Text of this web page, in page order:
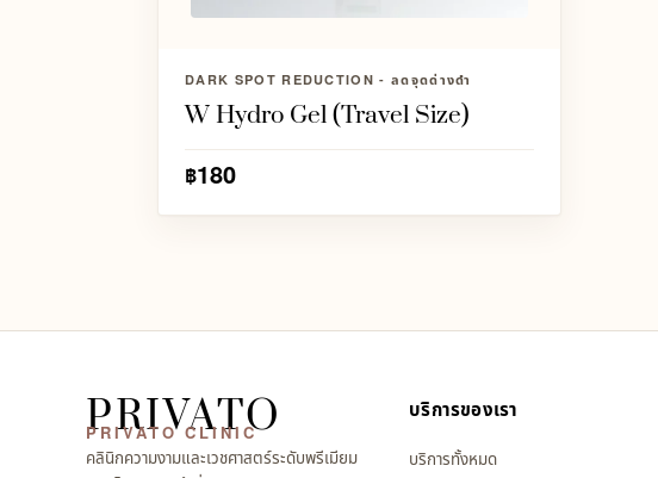
DARK SPOT REDUCTION - ลดจุดด่างดำ
W Hydro Gel (Travel Size)
฿180
PRIVATO
PRIVATO CLINIC
คลินิกความงามและเวชศาสตร์ระดับพรีเมียม
บริการของเรา
บริการทั้งหมด